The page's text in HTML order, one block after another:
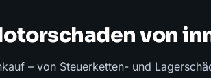
von
– von Steuerketten- und